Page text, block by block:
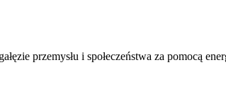
przemysłu i społeczeństwa za pomocą